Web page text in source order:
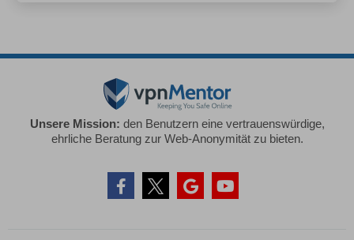
Unsere Mission: den Benutzern eine vertrauenswürdige,
ehrliche Beratung zur Web-Anonymität zu bieten.